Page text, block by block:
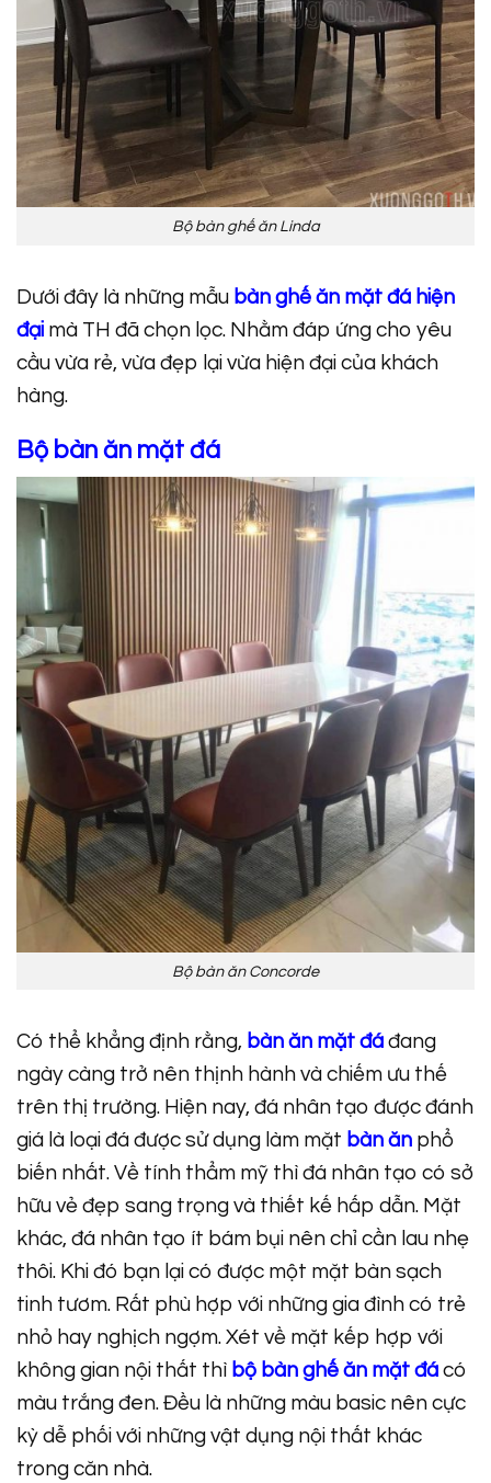
Bộ bàn ghế ăn Linda
Dưới đây là những mẫu bàn ghế ăn mặt đá hiện
đại mà TH đã chọn lọc. Nhằm đáp ứng cho yêu
cầu vừa rẻ, vừa đẹp lại vừa hiện đại của khách
hàng.
Bộ bàn ăn mặt đá
Bộ bàn ăn Concorde
Có thể khẳng định rằng, bàn ăn mặt đá đang
ngày càng trở nên thịnh hành và chiếm ưu thế
trên thị trường. Hiện nay, đá nhân tạo được đánh
giá là loại đá được sử dụng làm mặt bàn ăn phổ
biến nhất. Về tính thẩm mỹ thì đá nhân tạo có sở
hữu vẻ đẹp sang trọng và thiết kế hấp dẫn. Mặt
khác, đá nhân tạo ít bám bụi nên chỉ cần lau nhẹ
thôi. Khi đó bạn lại có được một mặt bàn sạch
tinh tươm. Rất phù hợp với những gia đình có trẻ
nhỏ hay nghịch ngợm. Xét về mặt kếp hợp với
không gian nội thất thì bộ bàn ghế ăn mặt đá có
màu trắng đen. Đều là những màu basic nên cực
kỳ dễ phối với những vật dụng nội thất khác
trong căn nhà.